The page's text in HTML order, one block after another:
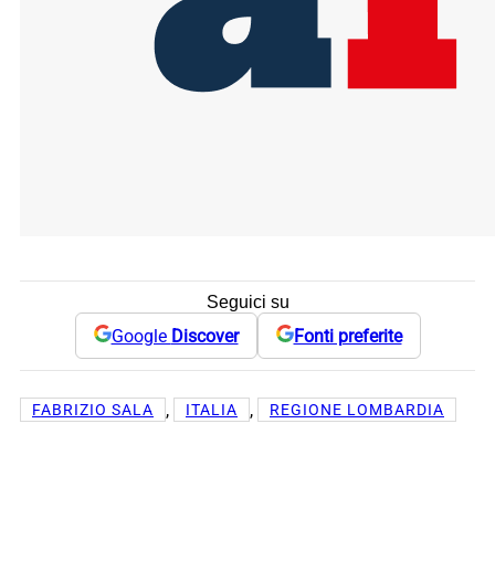
Seguici su
Google Discover Fonti preferite
FABRIZIO SALA , ITALIA , REGIONE LOMBARDIA